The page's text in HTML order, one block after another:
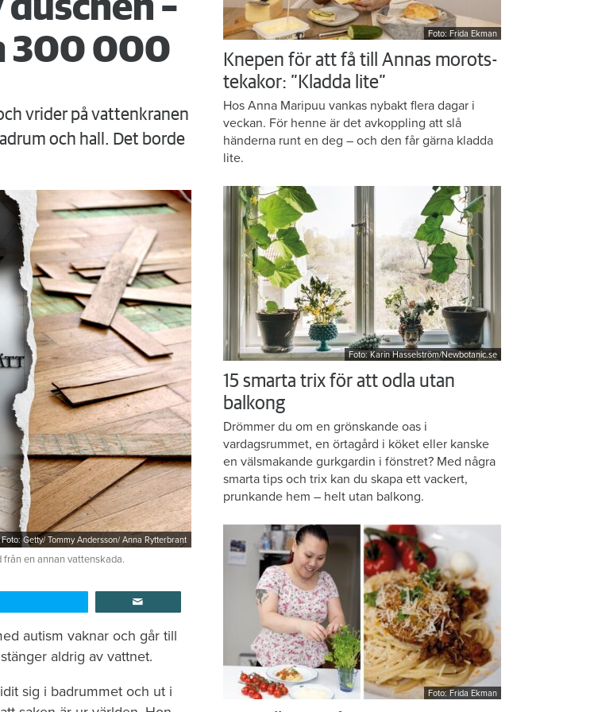
–
300 000
vrider på vattenkranen
och hall. Det borde
Foto: Getty/ Tommy Andersson/ Anna Rytterbrant
en annan vattenskada.
autism vaknar och går till
aldrig av vattnet.
sig i badrummet och ut i
Foto: Frida Ekman
Knepen för att få till Annas morots-
tekakor: ”Kladda lite”
Hos Anna Maripuu vankas nybakt flera dagar i
veckan. För henne är det avkoppling att slå
händerna runt en deg – och den får gärna kladda
lite.
Foto: Karin Hasselström/Newbotanic.se
15 smarta trix för att odla utan
balkong
Drömmer du om en grönskande oas i
vardagsrummet, en örtagård i köket eller kanske
en välsmakande gurkgardin i fönstret? Med några
smarta tips och trix kan du skapa ett vackert,
prunkande hem – helt utan balkong.
Foto: Frida Ekman